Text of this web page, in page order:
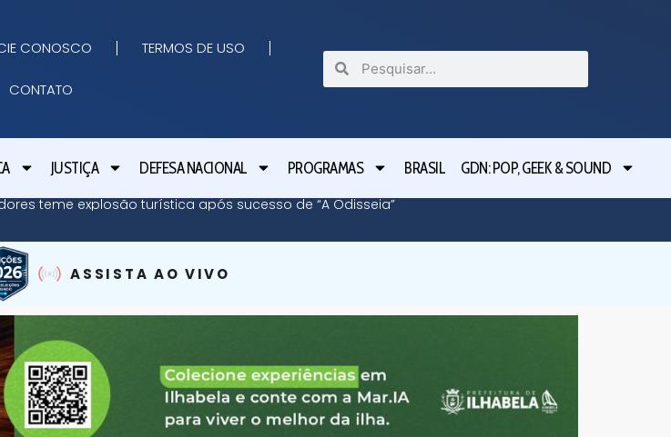
CONOSCO TERMOS DE USO
CONTATO
JUSTIÇA DEFESA NACIONAL PROGRAMAS BRASIL GDN: POP, GEEK & SOUND
teme explosão turística após sucesso de “A Odisseia” Lula
ASSISTA AO VIVO